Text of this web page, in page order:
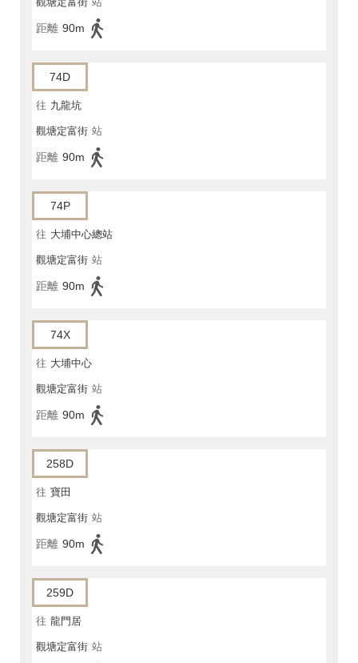
距離 90m
74D
往 九龍坑
觀塘定富街 站
距離 90m
74P
往 大埔中心總站
觀塘定富街 站
距離 90m
74X
往 大埔中心
觀塘定富街 站
距離 90m
258D
往 寶田
觀塘定富街 站
距離 90m
259D
往 龍門居
觀塘定富街 站